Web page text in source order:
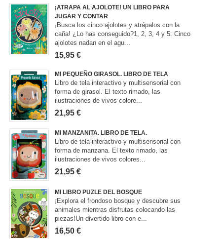
¡ATRAPA AL AJOLOTE! UN LIBRO PARA
JUGAR Y CONTAR
¡Busca los cinco ajolotes y atrápalos con la
caña! ¿Lo has conseguido?1, 2, 3, 4 y 5: Cinco
ajolotes nadan en el agu...
15,95 €
MI PEQUEÑO GIRASOL. LIBRO DE TELA
Libro de tela interactivo y multisensorial con
forma de girasol. El texto rimado, las
ilustraciones de vivos colore...
21,95 €
MI MANZANITA. LIBRO DE TELA.
Libro de tela interactivo y multisensorial con
forma de manzana. El texto rimado, las
ilustraciones de vivos colores...
21,95 €
MI LIBRO PUZLE DEL BOSQUE
¡Explora el frondoso bosque y descubre sus
animales mientras disfrutas colocando las
piezas!Un divertido libro con e...
16,50 €